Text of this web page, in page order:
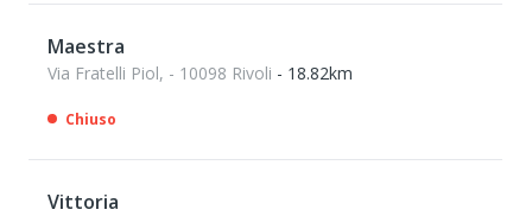
Maestra
Via Fratelli Piol, - 10098 Rivoli - 18.82km
Chiuso
Vittoria